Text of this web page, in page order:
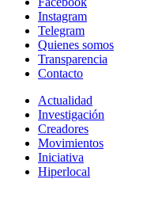
Instagram
Telegram
Quienes somos
Transparencia
Contacto
Actualidad
Investigación
Creadores
Movimientos
Iniciativa
Hiperlocal